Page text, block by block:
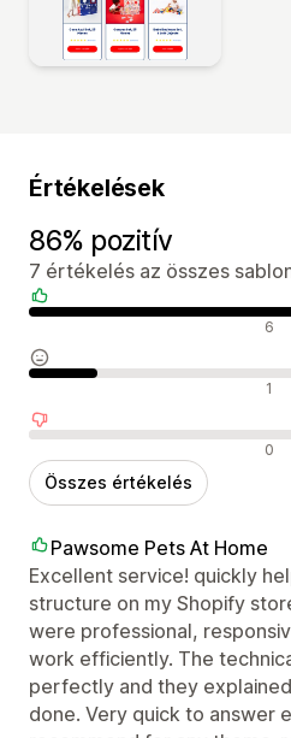
Értékelések
86% pozitív
7 értékelés az összes
Pozitív értékelések 6
Semleges értékelések 1
Negatív értékelések 0
Összes értékelés
Pawsome Pets At Home
Excellent service! quickly
structure on my Shopify
were professional,
work efficiently. The
perfectly and they
done. Very quick to answer